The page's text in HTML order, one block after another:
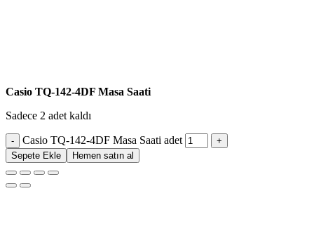
Casio TQ-142-4DF Masa Saati
Sadece 2 adet kaldı
Casio TQ-142-4DF Masa Saati adet
Sepete Ekle Hemen satın al